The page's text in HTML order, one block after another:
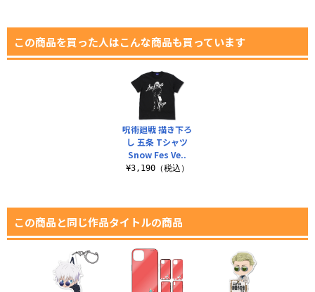
この商品を買った人はこんな商品も買っています
呪術廻戦 描き下ろ
し 五条 Tシャツ
Snow Fes Ve..
¥3,190（税込）
この商品と同じ作品タイトルの商品